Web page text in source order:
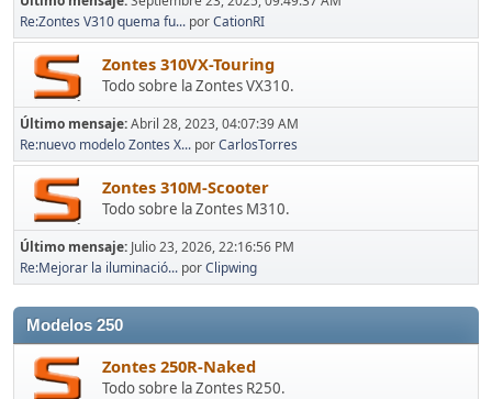
Re:Zontes V310 quema fu... porCationRI
Zontes 310VX-Touring
Todo sobre la Zontes VX310.
Último mensaje:Abril 28, 2023, 04:07:39 AM
Re:nuevo modelo Zontes X... porCarlosTorres
Zontes 310M-Scooter
Todo sobre la Zontes M310.
Último mensaje: Julio 23, 2026, 22:16:56 PM
Re:Mejorar la iluminació... porClipwing
Modelos 250
Zontes 250R-Naked
Todo sobre la Zontes R250.